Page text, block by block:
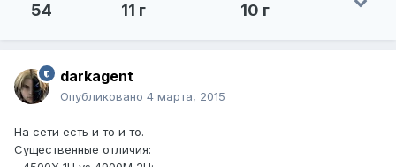
54 11 г 10 г
darkagent
Опубликовано 4 марта, 2015
На сети есть и то и то.
Существенные отличия: